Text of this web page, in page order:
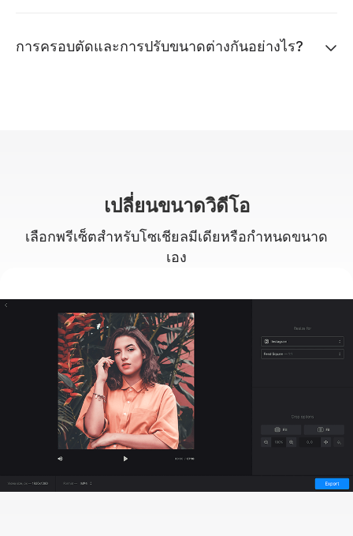
การครอบตัดและการปรับขนาดต่างกันอย่างไร?
เปลี่ยนขนาดวิดีโอ
เลือกพรีเซ็ตสำหรับโซเชียลมีเดียหรือกำหนดขนาด
เอง